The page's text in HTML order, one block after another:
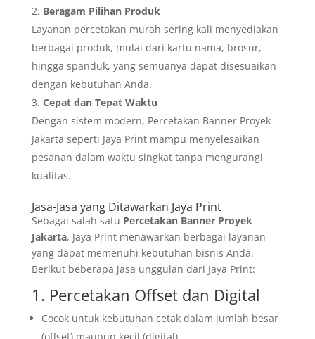
Beragam Pilihan Produk
Layanan percetakan murah sering kali menyediakan
berbagai produk, mulai dari kartu nama, brosur,
hingga spanduk, yang semuanya dapat disesuaikan
dengan kebutuhan Anda.
Cepat dan Tepat Waktu
Dengan sistem modern, Percetakan Banner Proyek
Jakarta seperti Jaya Print mampu menyelesaikan
pesanan dalam waktu singkat tanpa mengurangi
kualitas.
Jasa-Jasa yang Ditawarkan Jaya Print
Sebagai salah satu Percetakan Banner Proyek
Jakarta, Jaya Print menawarkan berbagai layanan
yang dapat memenuhi kebutuhan bisnis Anda.
Berikut beberapa jasa unggulan dari Jaya Print:
1. Percetakan Offset dan Digital
Cocok untuk kebutuhan cetak dalam jumlah besar
(offset) maupun kecil (digital).